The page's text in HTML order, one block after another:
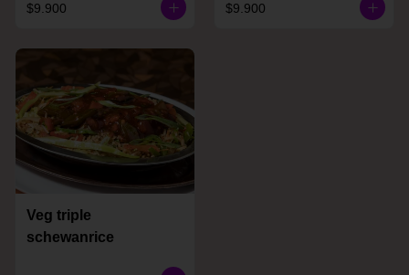
$9.900 $9.900
Veg triple
schewanrice